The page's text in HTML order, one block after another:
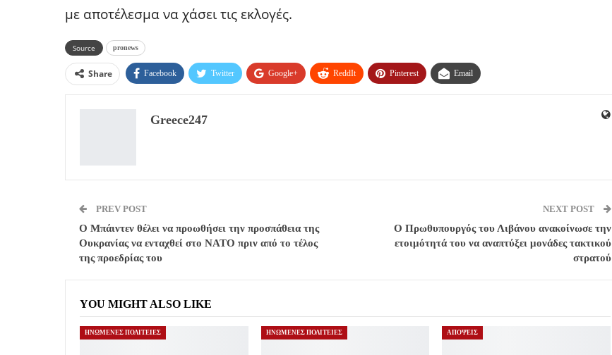
με αποτέλεσμα να χάσει τις εκλογές.
Source pronews
Share Facebook Twitter Google+ ReddIt Pinterest Email
Greece247
PREV POST
Ο Μπάιντεν θέλει να προωθήσει την προσπάθεια της
Ουκρανίας να ενταχθεί στο ΝΑΤΟ πριν από το τέλος
της προεδρίας του
NEXT POST
Ο Πρωθυπουργός του Λιβάνου ανακοίνωσε την
ετοιμότητά του να αναπτύξει μονάδες τακτικού
στρατού
YOU MIGHT ALSO LIKE
ΗΝΩΜΕΝΕΣ ΠΟΛΙΤΕΙΕΣ ΗΝΩΜΕΝΕΣ ΠΟΛΙΤΕΙΕΣ ΑΠΟΨΕΙΣ